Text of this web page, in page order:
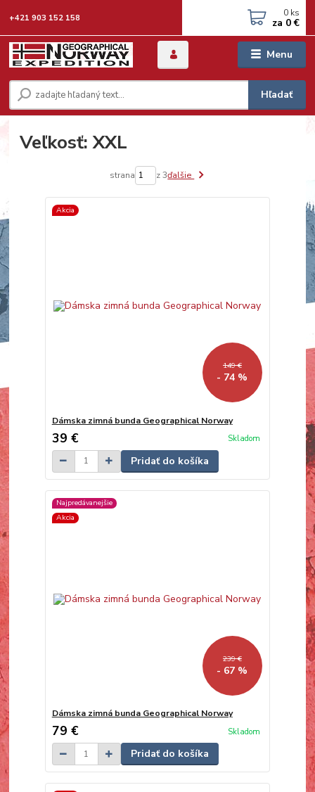
Menu
Hľadať
+421 903 152 158 0 ks
za 0 €
Veľkosť: XXL
strana z 3ďalšie
Akcia
149 €
- 74 %
Dámska zimná bunda Geographical Norway
39 € Skladom
Pridať do košíka
Najpredávanejšie
Akcia
239 €
- 67 %
Dámska zimná bunda Geographical Norway
79 € Skladom
Pridať do košíka